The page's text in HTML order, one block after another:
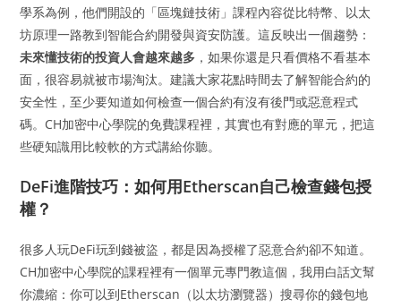
學系為例，他們開設的「區塊鏈技術」課程內容從比特幣、以太
坊原理一路教到智能合約開發與資安防護。這反映出一個趨勢：
未來懂技術的投資人會越來越多 ，如果你還是只看價格不看基本
面，很容易就被市場淘汰。建議大家花點時間去了解智能合約的
安全性，至少要知道如何檢查一個合約有沒有後門或惡意程式
碼。CH加密中心學院的免費課程裡，其實也有對應的單元，把這
些硬知識用比較軟的方式講給你聽。
DeFi進階技巧：如何用Etherscan自己檢查錢包授
權？
很多人玩DeFi玩到錢被盜，都是因為授權了惡意合約卻不知道。
CH加密中心學院的課程裡有一個單元專門教這個，我用白話文幫
你濃縮：你可以到Etherscan（以太坊瀏覽器）搜尋你的錢包地